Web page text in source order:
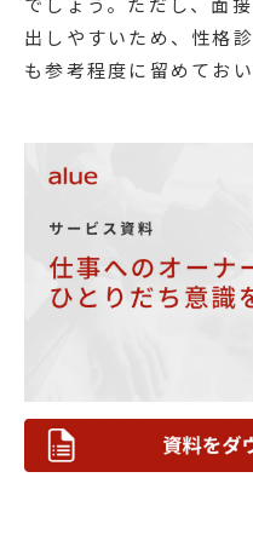
出しやすいため、性格
も参考程度に留めておい